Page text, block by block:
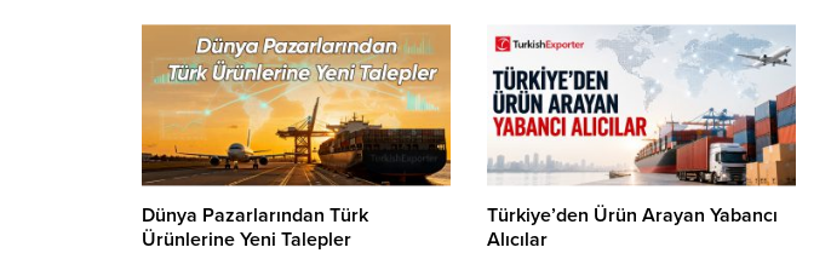
sales efficiently with TurkishExporter’s
trusted B2B network. Pakistan seeking
quotation for Sewage Pump Russia
trader...
fırsatlarla yeni siparişlere ulaşın. ⮩
Yüzlerce yeni ihracat fırsatlarını
görüntüleyin! Romanya Toptancısı,
Sandviç Panel İthal EdecekAmerikalı
Firma, Tavla Seti Tedarikçisi
ArıyorTanzanya Şirketi, Türkiye’den
Kuru...
Dünya Pazarlarından Türk
Ürünlerine Yeni Talepler
Türkiye’den Ürün Arayan Yabancı
Alıcılar